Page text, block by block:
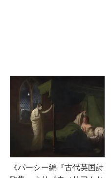
《パーシー編『古代英国詩